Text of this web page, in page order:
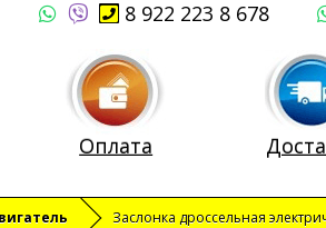
8 922 223 8 678
Оплата
Заслонка дроссельная